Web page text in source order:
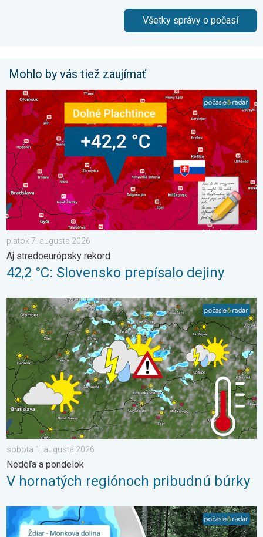
Všetky správy o počasí
Mohlo by vás tiež zaujímať
42,2 °C: Slovensko prepísalo dejiny. Aj stredoeurópsky
piatok 7. augusta 2026
Aj stredoeurópsky rekord
42,2 °C: Slovensko prepísalo dejiny
V hornatých regiónoch pribudnú búrky. Nedeľa a pondelok. . .
sobota 1. augusta 2026
Nedeľa a pondelok
V hornatých regiónoch pribudnú búrky
2 roky od smrteľného zosuvu v Tatrách. Stopy sú stále